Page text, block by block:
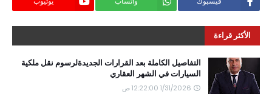
الأكثر قراءة
التفاصيل الكاملة بعد القرارات الجديدةلرسوم نقل ملكية
السيارات في الشهر العقاري
1/31/2026 12:22:00 ص